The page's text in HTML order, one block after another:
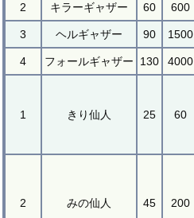
2 キラーギャザー 60 600
3 ヘルギャザー 90 1500
4 フォールギャザー 130 4000
1 きり仙人 25 60
2 みの仙人 45 200